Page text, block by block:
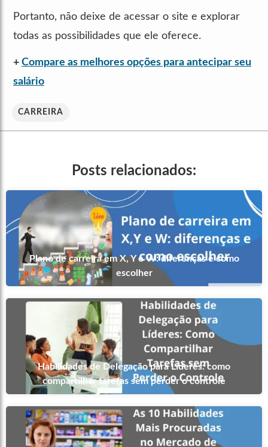
Portanto, não deixe de acessar o site e explorar
todas as possibilidades que ele oferece.
+ Compare as melhores opções para antecipar seu
salário
CARREIRA
Posts relacionados:
Plano de carreira em X, Y e W: diferenças e como
escolher
Habilidades de Delegação para Líderes: como
compartilhar tarefas sem perder o controle